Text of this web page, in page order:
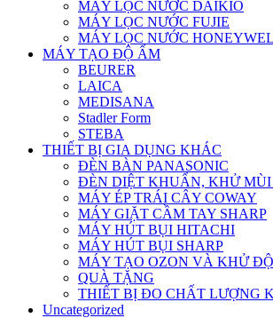
MÁY LỌC NƯỚC DAIKIO
MÁY LỌC NƯỚC FUJIE
MÁY LỌC NƯỚC
MÁY TẠO ĐỘ ẨM
BEURER
LAICA
MEDISANA
Stadler Form
STEBA
THIẾT BỊ GIA DỤNG KHÁC
ĐÈN BÀN PANASONIC
ĐÈN DIỆT KHUẨN, KHỬ MÙI
MÁY ÉP TRÁI CÂY COWAY
MÁY GIẶT CẦM TAY SHARP
MÁY HÚT BỤI HITACHI
MÁY HÚT BỤI SHARP
MÁY TẠO OZON VÀ KHỬ
QUÀ TẶNG
THIẾT BỊ ĐO CHẤT LƯỢNG
Uncategorized